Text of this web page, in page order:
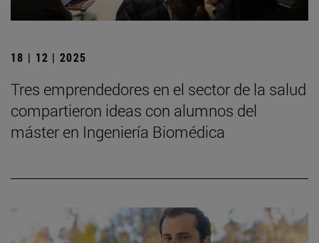
18 | 12 | 2025
Tres emprendedores en el sector de la salud
compartieron ideas con alumnos del
máster en Ingeniería Biomédica